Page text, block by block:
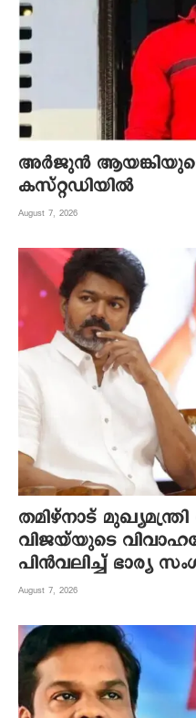
അര്‍ജുന്‍ ആയങ്കിയുടെ
കസ്റ്റഡിയില്‍
August 7, 2026
തമിഴ്നാട്
വിജയ്‌യുടെ
പിൻവലിച്ച് ഭാര്യ
August 7, 2026